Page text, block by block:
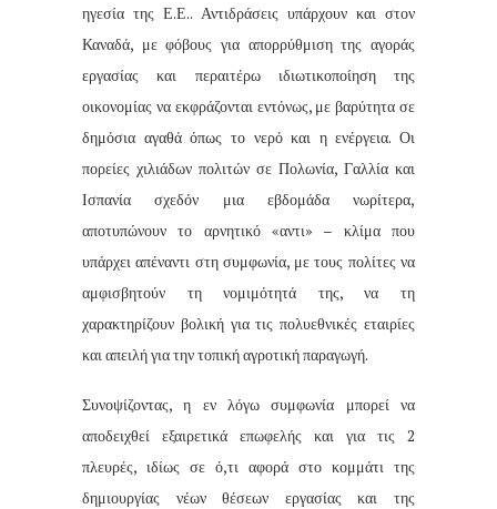
ηγεσία της Ε.Ε.. Αντιδράσεις υπάρχουν και στον
Καναδά, με φόβους για απορρύθμιση της αγοράς
εργασίας και περαιτέρω ιδιωτικοποίηση της
οικονομίας να εκφράζονται εντόνως, με βαρύτητα σε
δημόσια αγαθά όπως το νερό και η ενέργεια. Οι
πορείες χιλιάδων πολιτών σε Πολωνία, Γαλλία και
Ισπανία σχεδόν μια εβδομάδα νωρίτερα,
αποτυπώνουν το αρνητικό «αντι» – κλίμα που
υπάρχει απέναντι στη συμφωνία, με τους πολίτες να
αμφισβητούν τη νομιμότητά της, να τη
χαρακτηρίζουν βολική για τις πολυεθνικές εταιρίες
και απειλή για την τοπική αγροτική παραγωγή.
Συνοψίζοντας, η εν λόγω συμφωνία μπορεί να
αποδειχθεί εξαιρετικά επωφελής και για τις 2
πλευρές, ιδίως σε ό,τι αφορά στο κομμάτι της
δημιουργίας νέων θέσεων εργασίας και της